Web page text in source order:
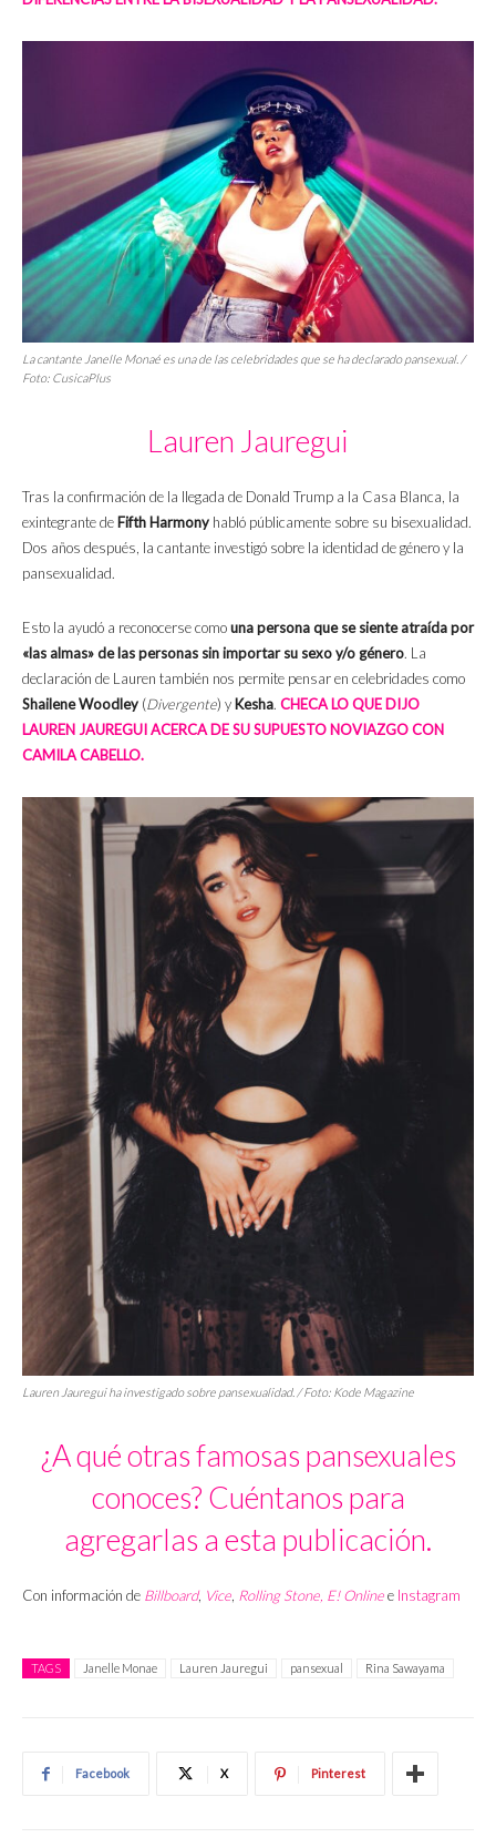
La cantante Janelle Monaé es una de las celebridades que se ha declarado pansexual. /
Foto: CusicaPlus
Lauren Jauregui
Tras la confirmación de la llegada de Donald Trump a la Casa Blanca, la
exintegrante de Fifth Harmony habló públicamente sobre su bisexualidad.
Dos años después, la cantante investigó sobre la identidad de género y la
pansexualidad.
Esto la ayudó a reconocerse comouna persona que se siente atraída por
«las almas» de las personas sin importar su sexo y/o género. La
declaración de Lauren también nos permite pensar en celebridades como
Shailene Woodley (Divergente) y Kesha. CHECA LO QUE DIJO
LAUREN JAUREGUI ACERCA DE SU SUPUESTO NOVIAZGO CON
CAMILA CABELLO.
Lauren Jauregui ha investigado sobre pansexualidad. / Foto: Kode Magazine
¿A qué otras famosas pansexuales
conoces? Cuéntanos para
agregarlas a esta publicación.
Con información de Billboard, Vice, Rolling Stone, E! Onlinee Instagram
TAGS Janelle Monae Lauren Jauregui pansexual Rina Sawayama
Facebook X Pinterest